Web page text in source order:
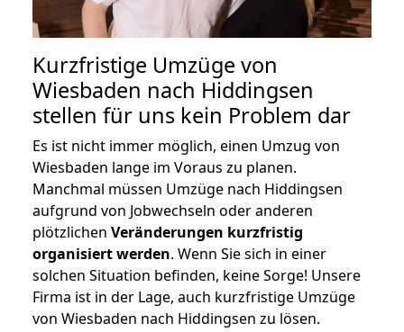
Kurzfristige Umzüge von
Wiesbaden nach Hiddingsen
stellen für uns kein Problem dar
Es ist nicht immer möglich, einen Umzug von
Wiesbaden lange im Voraus zu planen.
Manchmal müssen Umzüge nach Hiddingsen
aufgrund von Jobwechseln oder anderen
plötzlichen Veränderungen kurzfristig
organisiert werden. Wenn Sie sich in einer
solchen Situation befinden, keine Sorge! Unsere
Firma ist in der Lage, auch kurzfristige Umzüge
von Wiesbaden nach Hiddingsen zu lösen.